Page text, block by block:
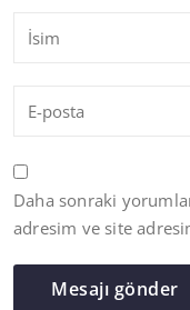
Daha sonraki
adresim ve site